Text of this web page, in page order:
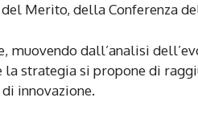
Merito, della Conferenza
muovendo dall’analisi
la strategia si propone di
innovazione.